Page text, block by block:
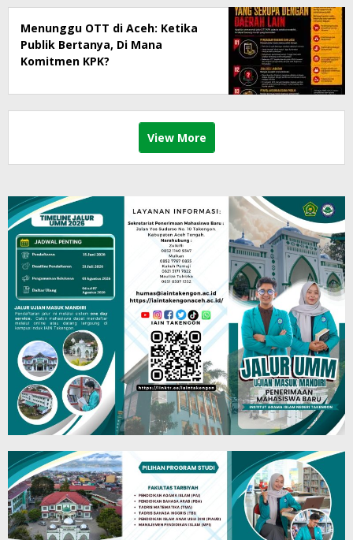
Menunggu OTT di Aceh: Ketika
Publik Bertanya, Di Mana
Komitmen KPK?
View More